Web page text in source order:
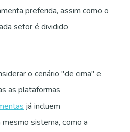
preferida, assim como o
setor é dividido
o cenário "de cima" e
as plataformas
já incluem
mesmo sistema, como a